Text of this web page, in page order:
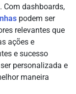
Com dashboards,
podem ser
relevantes que
ações e
e sucesso
personalizada e
maneira